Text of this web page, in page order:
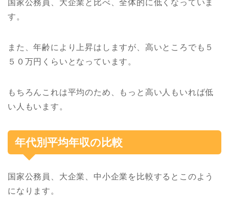
国家公務員、大企業と比べ、全体的に低くなっていま
す。
また、年齢により上昇はしますが、高いところでも５
５０万円くらいとなっています。
もちろんこれは平均のため、もっと高い人もいれば低
い人もいます。
年代別平均年収の比較
国家公務員、大企業、中小企業を比較するとこのよう
になります。